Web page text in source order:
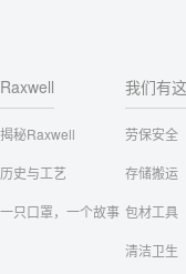
Raxwell
揭秘Raxwell
历史与工艺
一只口罩，一个故事
我们有
劳保安全
存储搬运
包材工具
清洁卫生